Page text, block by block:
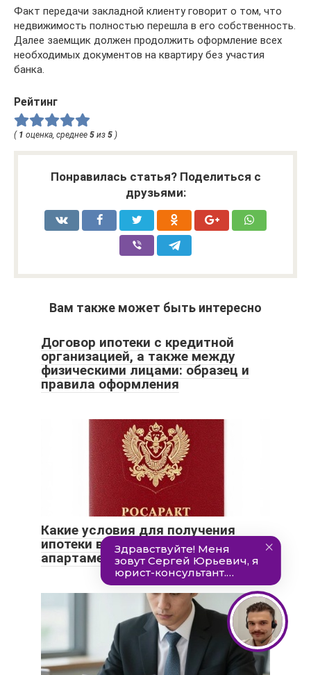
Факт передачи закладной клиенту говорит о том, что
недвижимость полностью перешла в его собственность.
Далее заемщик должен продолжить оформление всех
необходимых документов на квартиру без участия
банка.
Рейтинг
( 1 оценка, среднее 5 из 5 )
Понравилась статья? Поделиться с
друзьями:
Вам также может быть интересно
Договор ипотеки с кредитной
организацией, а также между
физическими лицами: образец и
правила оформления
Какие условия для получения
ипотеки в Сбербанке на
апартаменты в 2021 году.